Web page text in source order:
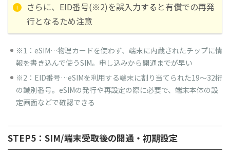
さらに、EID番号(※2)を誤入力すると有償での再発
行となるため注意
※1：eSIM…物理カードを使わず、端末に内蔵されたチップに情
報を書き込んで使うSIM。申し込みから開通までが早い
※2：EID番号…eSIMを利用する端末に割り当てられた19〜32桁
の識別番号。eSIMの発行や再設定の際に必要で、端末本体の設
定画面などで確認できる
STEP5：SIM/端末受取後の開通・初期設定